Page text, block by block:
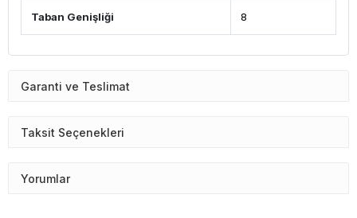
Taban Genişliği 8
Garanti ve Teslimat
Taksit Seçenekleri
Yorumlar